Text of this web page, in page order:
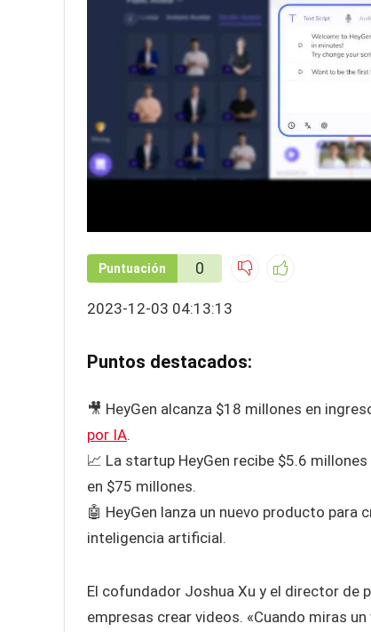
Puntuación 0
2023-12-03 04:13:13
Puntos destacados:
🎥 HeyGen alcanza $18 millones en
por IA.
📈 La startup HeyGen recibe $5.6
en $75 millones.
🤖 HeyGen lanza un nuevo producto
inteligencia artificial.
El cofundador Joshua Xu y el director de
empresas crear videos. «Cuando miras